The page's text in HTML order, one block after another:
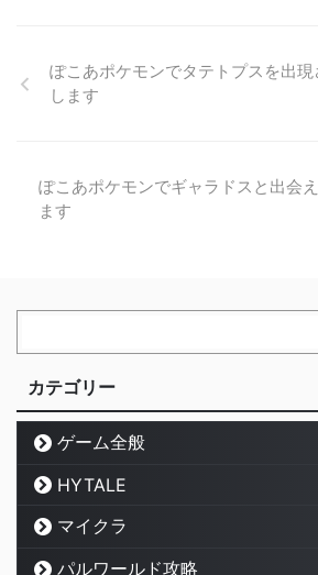
ぽこあポケモンでタテトプスを出
します
ぽこあポケモンでギャラドスと出会
ます
カテゴリー
ゲーム全般
HYTALE
マイクラ
パルワールド攻略